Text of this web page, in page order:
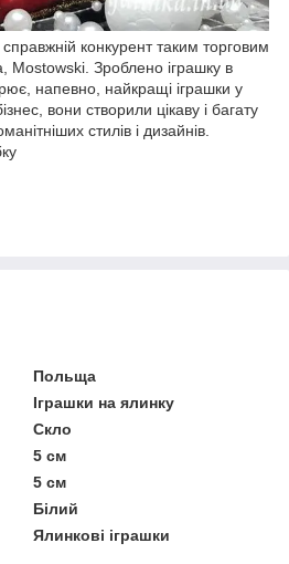
конкурент таким торговим
Mostowski. Зроблено іграшку в
напевно, найкращі іграшки у
вони створили цікаву і багату
стилів і дизайнів.
Польща
Іграшки на ялинку
Скло
5 см
5 см
Білий
Ялинкові іграшки